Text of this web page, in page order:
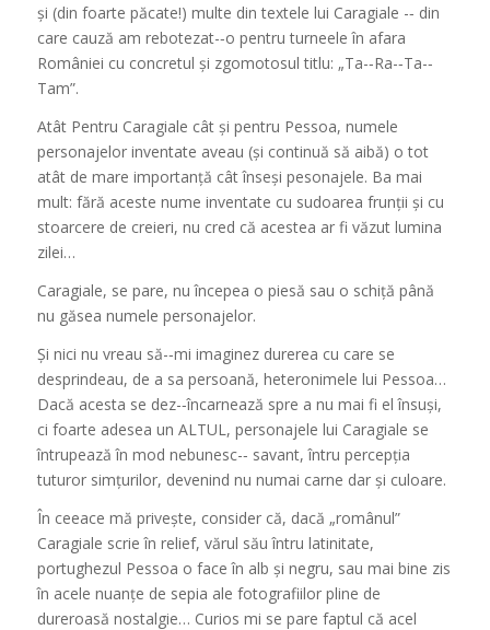
și (din foarte păcate!) multe din textele lui Caragiale -­‐ din
care cauză am rebotezat-­‐o pentru turneele în afara
României cu concretul și zgomotosul titlu: „Ta-­‐Ra-­‐Ta-­‐
Tam”.
Atât Pentru Caragiale cât și pentru Pessoa, numele
personajelor inventate aveau (și continuă să aibă) o tot
atât de mare importanță cât înseși pesonajele. Ba mai
mult: fără aceste nume inventate cu sudoarea frunții și cu
stoarcere de creieri, nu cred că acestea ar fi văzut lumina
zilei…
Caragiale, se pare, nu începea o piesă sau o schiță până
nu găsea numele personajelor.
Și nici nu vreau să-­‐mi imaginez durerea cu care se
desprindeau, de a sa persoană, heteronimele lui Pessoa…
Dacă acesta se dez-­‐încarnează spre a nu mai fi el însuși,
ci foarte adesea un ALTUL, personajele lui Caragiale se
întrupează în mod nebunesc-­‐ savant, întru percepția
tuturor simțurilor, devenind nu numai carne dar și culoare.
În ceeace mă privește, consider că, dacă „românul”
Caragiale scrieîn relief, vărul său întru latinitate,
portughezul Pessoa o face în alb și negru, sau mai bine zis
în acele nuanțe de sepia ale fotografiilor pline de
dureroasă nostalgie… Curios mi se pare faptul că acel